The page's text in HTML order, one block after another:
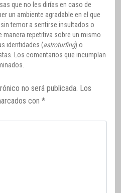
que no les dirías en caso de
un ambiente agradable en el que
temor a sentirse insultados o
repetitiva sobre un mismo
identidades (astroturfing) o
Los comentarios que incumplan
no será publicada. Los
con *